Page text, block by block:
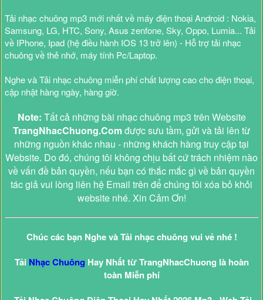
Tải nhạc chuông mp3 mới nhất về máy điện thoại Android : Nokia,
Samsung, LG, HTC, Sony, Asus zenfone, Sky, Oppo, Lumia... Tải
về IPhone, Ipad (hệ điều hành IOS 13 trở lên) - Hỗ trợ tải nhạc
chuông về thẻ nhớ, máy tính Pc/Laptop.
Nghe và Tải nhạc chuông miễn phí chất lượng cao cho điện thoại,
cập nhật hàng ngày, hàng giờ.
Note: Tất cả những bài nhạc chuông mp3 trên Website
TrangNhacChuong.Comđược sưu tầm, gửi và tải lên từ
những nguồn khác nhau - những khách hàng truy cập tại
Website. Do đó, chúng tôi không chịu bất cứ trách nhiệm nào
về vấn đề bản quyền, nếu bạn có thắc mắc gì về bản quyền
tác giả vui lòng liên hệ Email trên để chúng tôi xóa bỏ khỏi
website nhé. Xin Cảm Ơn!
Chúc các bạn Nghe và Tải nhạc chuông vui vẻ nhé !
Tải Nhạc Chuông Hay Nhất từ TrangNhacChuong là hoàn
toàn Miễn phí